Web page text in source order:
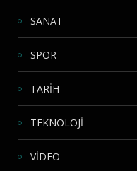
SANAT
SPOR
TARİH
TEKNOLOJİ
VİDEO